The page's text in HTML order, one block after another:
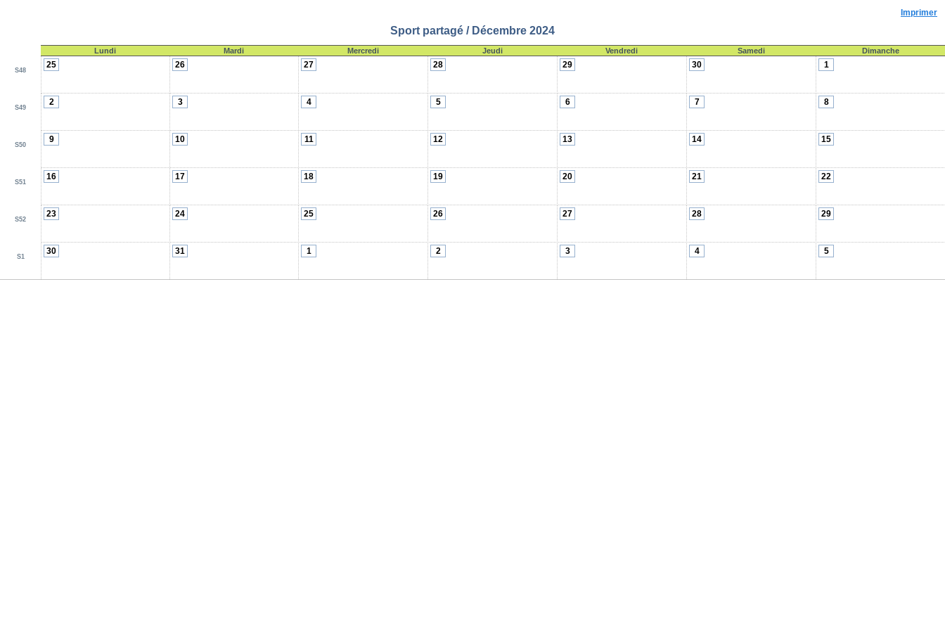
Imprimer
Sport partagé / Décembre 2024
Lundi Mardi Mercredi Jeudi Vendredi Samedi Dimanche
S48
25 26 27 28 29 30 1
S49
2 3 4 5 6 7 8
S50
9 10 11 12 13 14 15
S51
16 17 18 19 20 21 22
S52
23 24 25 26 27 28 29
S1
30 31 1 2 3 4 5